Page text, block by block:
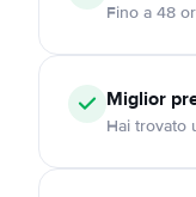
Fino a 48
Miglior
Hai trovato